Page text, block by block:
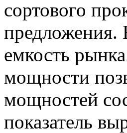
сортового
предложения.
емкость
мощности
мощностей
показатель